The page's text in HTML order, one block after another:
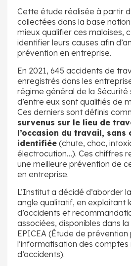
Cette étude réalisée à partir
collectées dans la base
mieux qualifier ces malaises,
identifier leurs causes afin
prévention en entreprise.
En 2021, 645 accidents de
enregistrés dans les
régime général de la Sécurité
d’entre eux sont qualifiés de
Ces derniers sont définis
survenus sur le lieu de
l’occasion du travail, sans
identifiée (chute, choc,
électrocution…). Ces chiffres
une meilleure prévention de
en entreprise.
L’Institut a décidé d’aborder
angle qualitatif, en exploitant
d’accidents et
associées, disponibles dans
EPICEA (Étude de prévention
l’informatisation des comptes
d’accidents).